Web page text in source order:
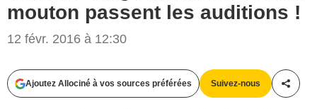
mouton passent les auditions !
12 févr. 2016 à 12:30
Ajoutez Allociné à vos sources préférées Suivez-nous